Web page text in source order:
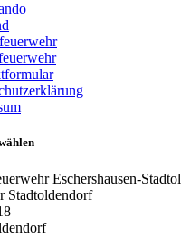
Eschershausen-
Stadtoldendorf